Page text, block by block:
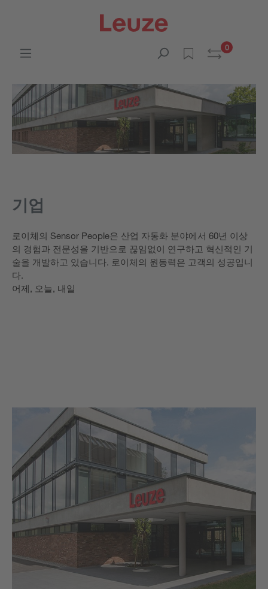
0
기업
로이체의 Sensor People은 산업 자동화 분야에서 60년 이상
의 경험과 전문성을 기반으로 끊임없이 연구하고 혁신적인 기
술을 개발하고 있습니다. 로이체의 원동력은 고객의 성공입니
다.
어제, 오늘, 내일